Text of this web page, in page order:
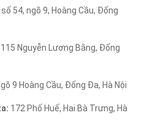
54, ngõ 9, Hoàng Cầu, Đống
115 Nguyễn Lương Bằng, Đống
9 Hoàng Cầu, Đống Đa, Hà Nội
172 Phố Huế, Hai Bà Trưng, Hà